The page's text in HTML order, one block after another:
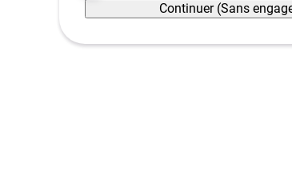
Continuer (Sans